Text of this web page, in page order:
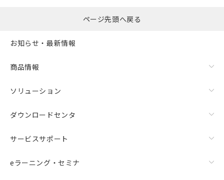
ページ先頭へ戻る
お知らせ・最新情報
商品情報
ソリューション
ダウンロードセンタ
サービスサポート
eラーニング・セミナ